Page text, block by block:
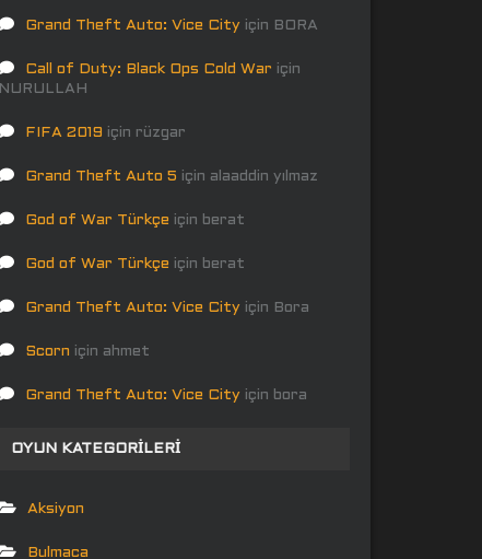
Grand Theft Auto: Vice City için BORA
Call of Duty: Black Ops Cold War için
NURULLAH
FIFA 2019 için rüzgar
Grand Theft Auto 5 için alaaddin yılmaz
God of War Türkçe için berat
God of War Türkçe için berat
Grand Theft Auto: Vice City için Bora
Scorn için ahmet
Grand Theft Auto: Vice City için bora
OYUN KATEGORILERI
Aksiyon
Bulmaca